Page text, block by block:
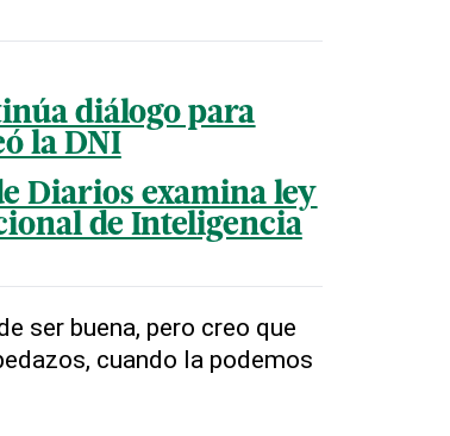
diálogo para
la DNI
Diarios examina ley
de Inteligencia
ser buena, pero creo que
cuando la podemos